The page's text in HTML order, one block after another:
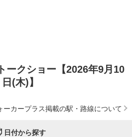
ークショー【2026年9月10
日(木)】
ーカープラス掲載の駅・路線について
日付から探す